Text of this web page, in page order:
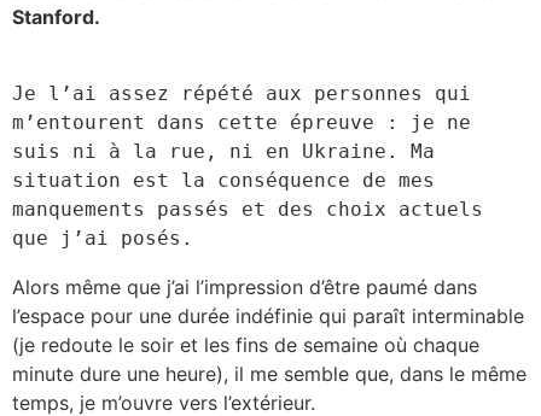
Stanford.
Je l’ai assez répété aux personnes qui
m’entourent dans cette épreuve : je ne
suis ni à la rue, ni en Ukraine. Ma
situation est la conséquence de mes
manquements passés et des choix actuels
que j’ai posés.
Alors même que j’ai l’impression d’être paumé dans
l’espace pour une durée indéfinie qui paraît interminable
(je redoute le soir et les fins de semaine où chaque
minute dure une heure), il me semble que, dans le même
temps, je m’ouvre vers l’extérieur.